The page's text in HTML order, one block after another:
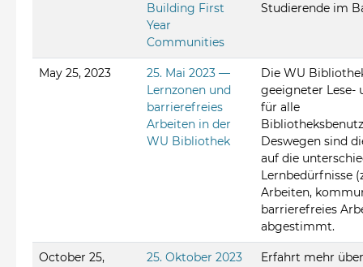
Building First
Year
Communities
Studierende im
May 25, 2023
25. Mai 2023 —
Lernzonen und
barrierefreies
Arbeiten in der
WU Bibliothek
Die WU
geeigneter Lese-
für alle
Deswegen sind
auf die
Lernbedürfnisse
Arbeiten,
barrierefreies
abgestimmt.
October 25,
25. Oktober 2023
Erfahrt mehr